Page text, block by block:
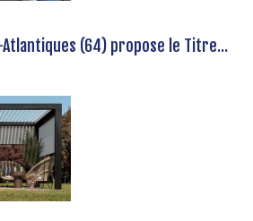
Atlantiques (64) propose le Titre...